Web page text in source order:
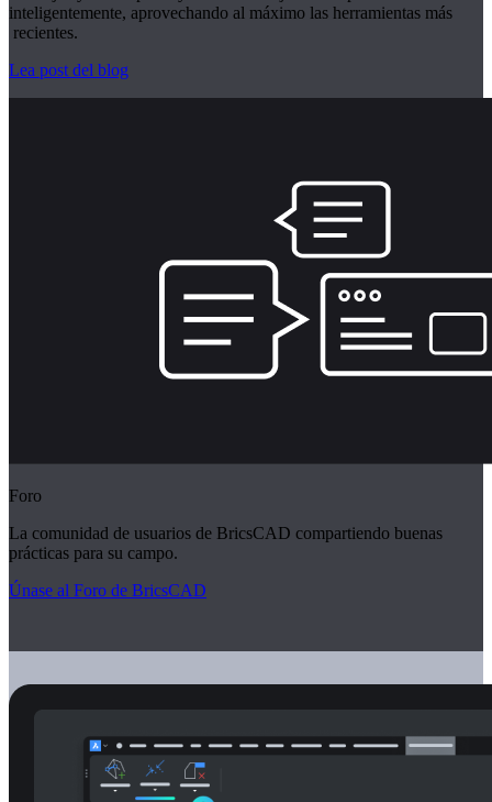
inteligentemente, aprovechando al máximo las herramientas más
recientes.
Lea post del blog
Foro
La comunidad de usuarios de BricsCAD compartiendo buenas
prácticas para su campo.
Únase al Foro de BricsCAD